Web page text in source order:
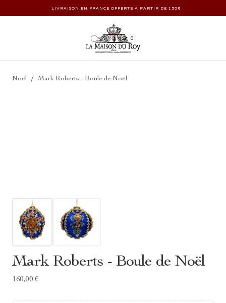
LIVRAISON EN FRANCE OFFERTE À PARTIR DE 150€
0
Noël / Mark Roberts - Boule de Noël
Mark Roberts - Boule de Noël
160,00 €